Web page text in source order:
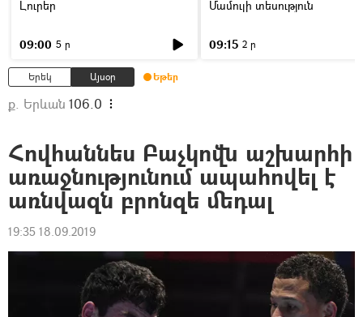
Լուրեր
09:00 5 ր
Մամուլի տեսություն
09:15 2 ր
Երեկ Այսօր Եթեր
ք. Երևան 106.0
Հովհաննես Բաչկովն աշխարհի
առաջնությունում ապահովել է
առնվազն բրոնզե մեդալ
19:35 18.09.2019